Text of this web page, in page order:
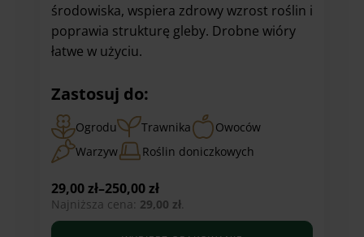
środowiska, wspiera zdrowy wzrost roślin i
poprawia strukturę gleby. Drobne wióry
łatwe w użyciu.
Zastosuj do:
Ogrodu Trawnika
Owoców
Warzyw
Roślin doniczkowych
29,00zł–250,00zł
Zakres
cen:
Najniższa cena: 29,00 zł.